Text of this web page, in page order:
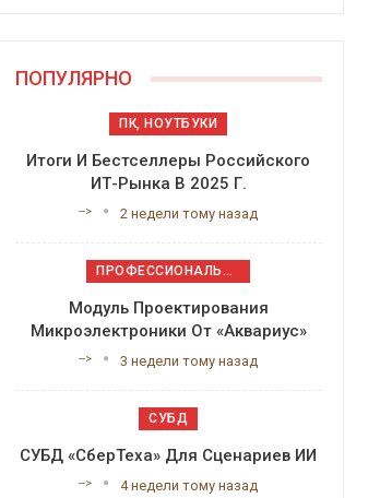
ПОПУЛЯРНО
ПК, НОУТБУКИ
Итоги И Бестселлеры Российского
ИТ-Рынка В 2025 Г.
--> 2 недели тому назад
ПРОФЕССИОНАЛЬНОЕ ПРИКЛАДНОЕ ПО
Модуль Проектирования
Микроэлектроники От «Аквариус»
--> 3 недели тому назад
СУБД
СУБД «СберТеха» Для Сценариев ИИ
--> 4 недели тому назад